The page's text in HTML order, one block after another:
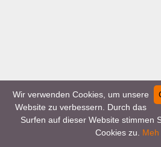
Wir verwenden Cookies, um unsere
Website zu verbessern. Durch das
Surfen auf dieser Website stimmen
Cookies zu. Meh